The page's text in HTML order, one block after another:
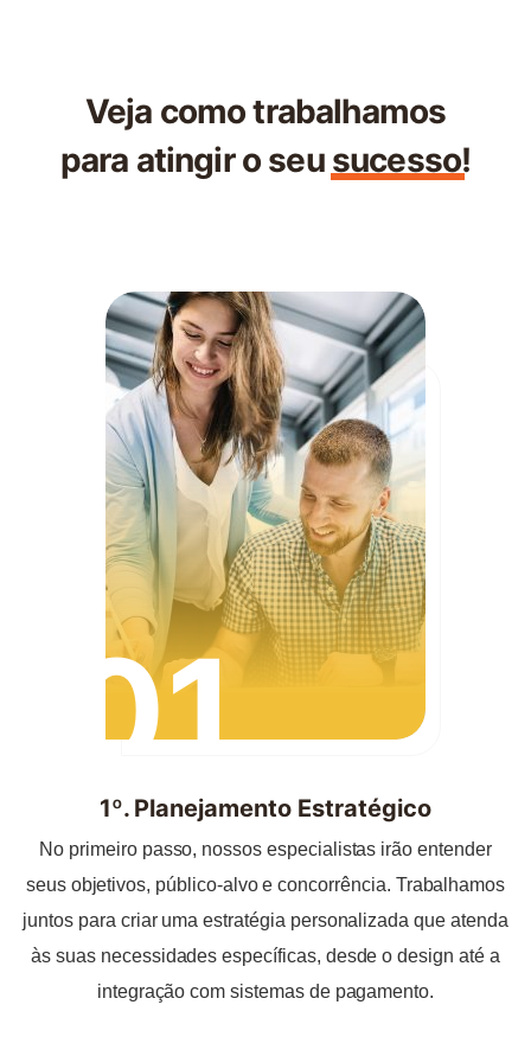
Veja como trabalhamos
para atingir o seu sucesso!
01
1º. Planejamento Estratégico
No primeiro passo, nossos especialistas irão entender
seus objetivos, público-alvo e concorrência. Trabalhamos
juntos para criar uma estratégia personalizada que atenda
às suas necessidades específicas, desde o design até a
integração com sistemas de pagamento.